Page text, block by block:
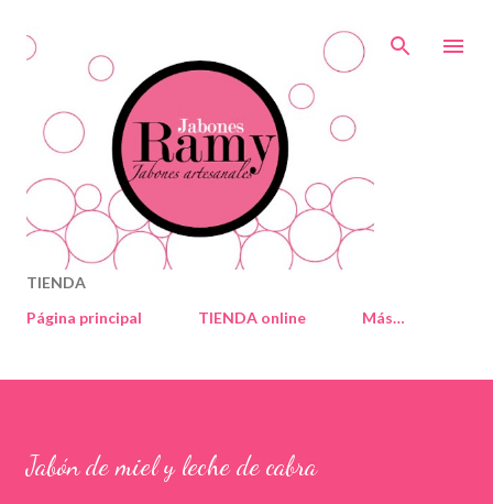
TIENDA
Página principal
TIENDA online Más…
Jabón de miel y leche de cabra